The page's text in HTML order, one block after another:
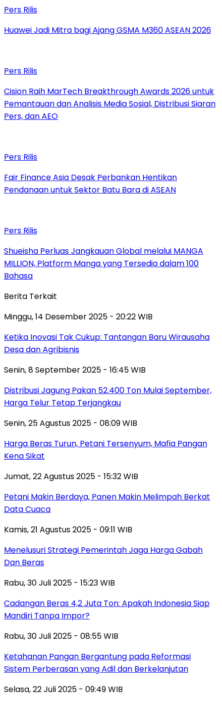
Pers Rilis
Huawei Jadi Mitra bagi Ajang GSMA M360 ASEAN 2026
Pers Rilis
Cision Raih MarTech Breakthrough Awards 2026 untuk
Pemantauan dan Analisis Media Sosial, Distribusi Siaran
Pers, dan AEO
Pers Rilis
Fair Finance Asia Desak Perbankan Hentikan
Pendanaan untuk Sektor Batu Bara di ASEAN
Pers Rilis
Shueisha Perluas Jangkauan Global melalui MANGA
MILLION, Platform Manga yang Tersedia dalam 100
Bahasa
Berita Terkait
Minggu, 14 Desember 2025 - 20:22 WIB
Ketika Inovasi Tak Cukup: Tantangan Baru Wirausaha
Desa dan Agribisnis
Senin, 8 September 2025 - 16:45 WIB
Distribusi Jagung Pakan 52.400 Ton Mulai September,
Harga Telur Tetap Terjangkau
Senin, 25 Agustus 2025 - 08:09 WIB
Harga Beras Turun, Petani Tersenyum, Mafia Pangan
Kena Sikat
Jumat, 22 Agustus 2025 - 15:32 WIB
Petani Makin Berdaya, Panen Makin Melimpah Berkat
Data Cuaca
Kamis, 21 Agustus 2025 - 09:11 WIB
Menelusuri Strategi Pemerintah Jaga Harga Gabah
Dan Beras
Rabu, 30 Juli 2025 - 15:23 WIB
Cadangan Beras 4,2 Juta Ton: Apakah Indonesia Siap
Mandiri Tanpa Impor?
Rabu, 30 Juli 2025 - 08:55 WIB
Ketahanan Pangan Bergantung pada Reformasi
Sistem Perberasan yang Adil dan Berkelanjutan
Selasa, 22 Juli 2025 - 09:49 WIB